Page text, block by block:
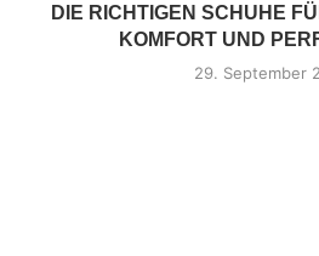
DIE RICHTIGEN SCHUHE
KOMFORT UND
29. September